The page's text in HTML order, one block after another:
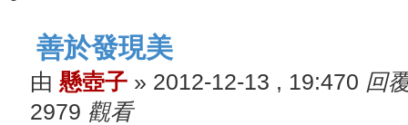
善於發現美
由 懸壺子 » 2012-12-13 , 19:470 回
2979 觀看